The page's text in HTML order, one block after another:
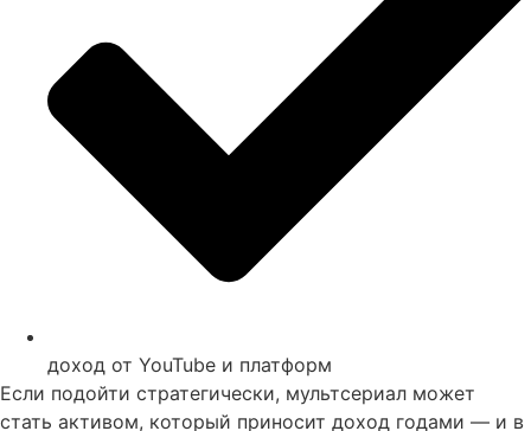
доход от YouTube и платформ
Если подойти стратегически, мультсериал может
стать активом, который приносит доход годами — и в